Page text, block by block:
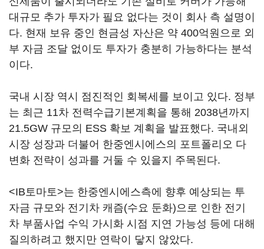
대규모 추가 투자가 필요 없다는 것이 회사 측 설명이
다. 현재 보유 중인 현금성 자산은 약 400억원으로 외
부 자금 조달 없이도 투자가 충분히 가능하다는 분석
이다.
국내 시장 역시 점진적인 회복세를 보이고 있다. 정부
는 최근 11차 전력수급기본계획을 통해 2038년까지
21.5GW 규모의 ESS 확보 계획을 발표했다. 국내외
시장 성장과 더불어 한중엔시에스의 포트폴리오 다
변화 전략이 성과를 거둘 수 있을지 주목된다.
<IB토마토>는 한중엔시에스측에 향후 예상되는 투
자금 규모와 전기차 캐즘(수요 둔화)으로 인한 전기
차 부품사업 수익 가시화 시점 지연 가능성 등에 대해
질의하려고 했지만 연락이 닿지 않았다.